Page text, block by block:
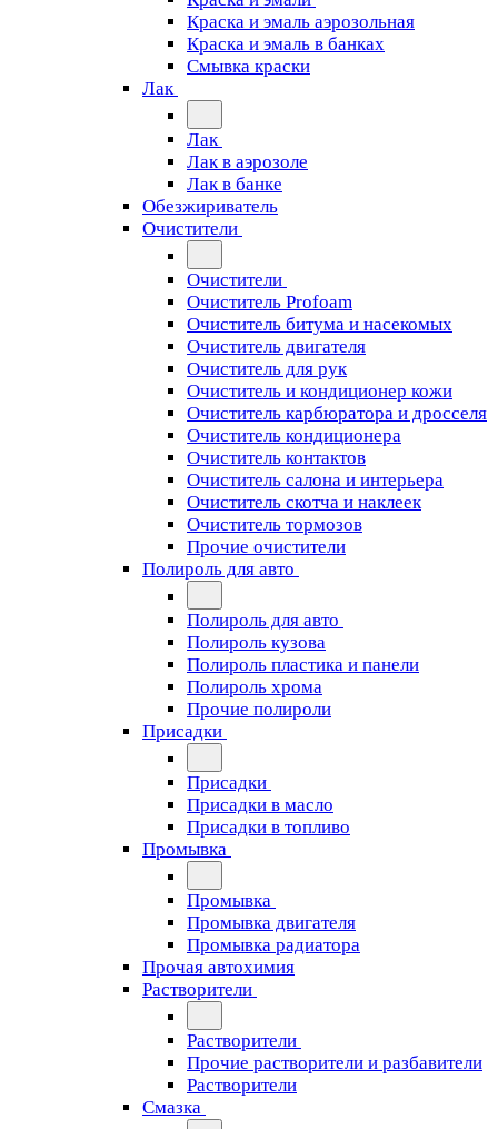
Краска и эмаль аэрозольная
Краска и эмаль в банках
Смывка краски
Лак
Лак
Лак в аэрозоле
Лак в банке
Обезжириватель
Очистители
Очистители
Очиститель Profoam
Очиститель битума и насекомых
Очиститель двигателя
Очиститель для рук
Очиститель и кондиционер кожи
Очиститель карбюратора и дросселя
Очиститель кондиционера
Очиститель контактов
Очиститель салона и интерьера
Очиститель скотча и наклеек
Очиститель тормозов
Прочие очистители
Полироль для авто
Полироль для авто
Полироль кузова
Полироль пластика и панели
Полироль хрома
Прочие полироли
Присадки
Присадки
Присадки в масло
Присадки в топливо
Промывка
Промывка
Промывка двигателя
Промывка радиатора
Прочая автохимия
Растворители
Растворители
Прочие растворители и разбавители
Растворители
Смазка